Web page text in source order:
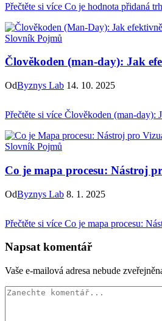
Přečtěte si více Co je hodnota přidaná
Slovník Pojmů
Člověkoden (man-day): Jak
OdByznys Lab 14. 10. 2025
Přečtěte si více Člověkoden (man-day):
Slovník Pojmů
Co je mapa procesu: Nástroj
OdByznys Lab 8. 1. 2025
Přečtěte si více Co je mapa procesu:
Napsat komentář
Vaše e-mailová adresa nebude